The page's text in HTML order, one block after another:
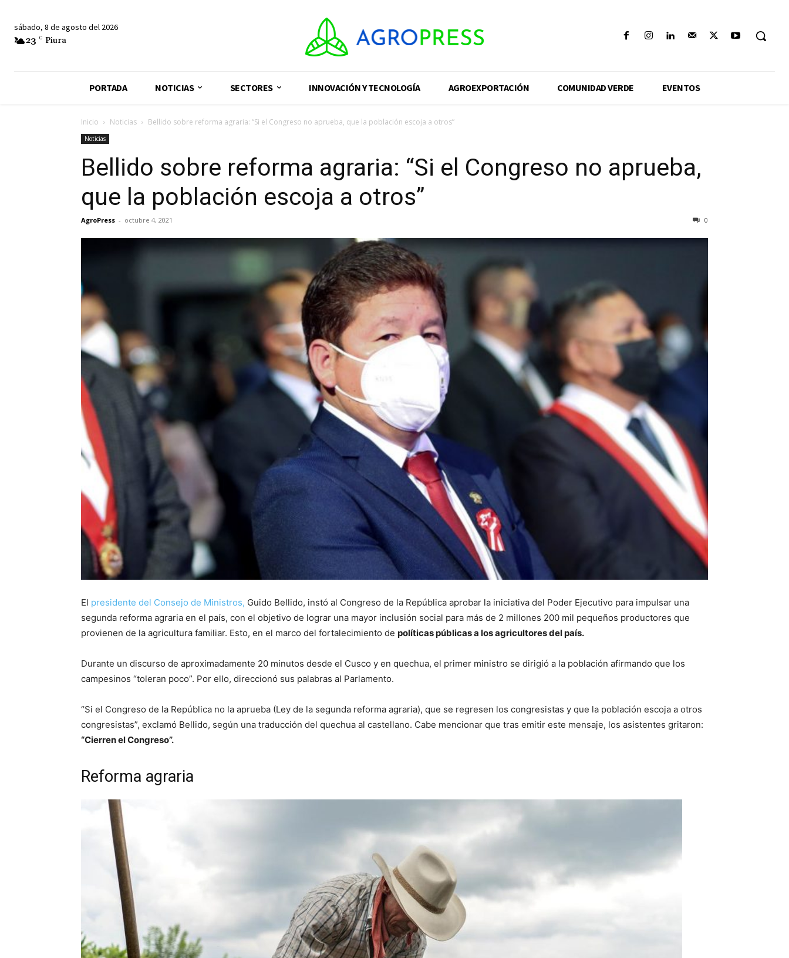
sábado, 8 de agosto del 2026
23 C Piura
PORTADA NOTICIAS SECTORES INNOVACIÓN Y TECNOLOGÍA AGROEXPORTACIÓN COMUNIDAD VERDE EVENTOS
Inicio Noticias Bellido sobre reforma agraria: “Si el Congreso no aprueba, que la población escoja a otros”
Noticias
Bellido sobre reforma agraria: “Si el Congreso no aprueba,
que la población escoja a otros”
AgroPress - octubre 4, 2021 0
El presidente del Consejo de Ministros, Guido Bellido, instó al Congreso de la República aprobar la iniciativa del Poder Ejecutivo para impulsar una
segunda reforma agraria en el país, con el objetivo de lograr una mayor inclusión social para más de 2 millones 200 mil pequeños productores que
provienen de la agricultura familiar. Esto, en el marco del fortalecimiento de políticas públicas a los agricultores del país.
Durante un discurso de aproximadamente 20 minutos desde el Cusco y en quechua, el primer ministro se dirigió a la población afirmando que los
campesinos “toleran poco”. Por ello, direccionó sus palabras al Parlamento.
“Si el Congreso de la República no la aprueba (Ley de la segunda reforma agraria), que se regresen los congresistas y que la población escoja a otros
congresistas”, exclamó Bellido, según una traducción del quechua al castellano. Cabe mencionar que tras emitir este mensaje, los asistentes gritaron:
“Cierren el Congreso”.
Reforma agraria